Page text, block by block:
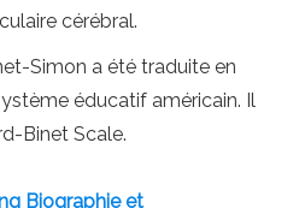
cérébral.
Simon a été traduite en
éducatif américain. Il
Binet Scale.
Biographie et